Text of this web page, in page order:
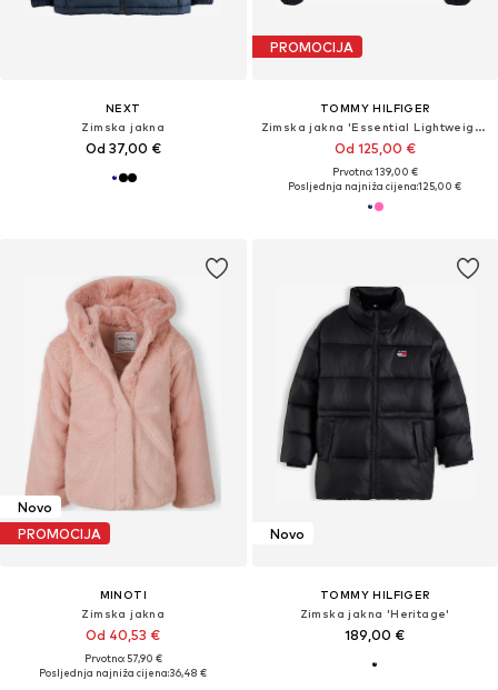
NEXT
Zimska jakna
Od 37,00 €
PROMOCIJA
TOMMY HILFIGER
Zimska jakna 'Essential Lightweight Down'
Od 125,00 €
Prvotno: 139,00 €
Posljednja najniža cijena:125,00 €
Novo
PROMOCIJA
MINOTI
Zimska jakna
Od 40,53 €
Prvotno: 57,90 €
Posljednja najniža cijena:36,48 €
Novo
TOMMY HILFIGER
Zimska jakna 'Heritage'
189,00 €